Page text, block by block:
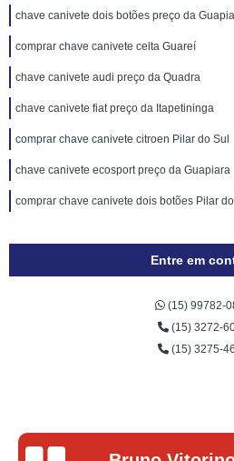
chave canivete dois botões preço da
comprar chave canivete celta Guareí
chave canivete audi preço da Quadra
chave canivete fiat preço da Itapetininga
comprar chave canivete citroen Pilar do Sul
chave canivete ecosport preço da Guapiara
comprar chave canivete dois botões Pilar do
Entre em
(15) 99782-
(15) 3272-
(15) 3275-